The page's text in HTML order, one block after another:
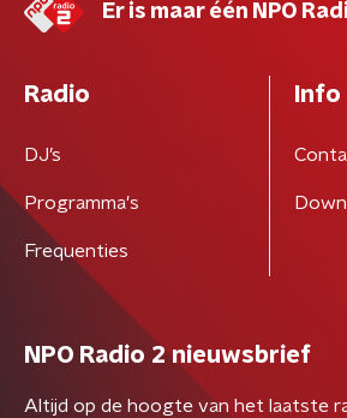
Er is maar één NPO
Radio
DJ’s
Programma's
Frequenties
Info
NPO Radio 2 nieuwsbrief
Altijd op de hoogte van het laatste